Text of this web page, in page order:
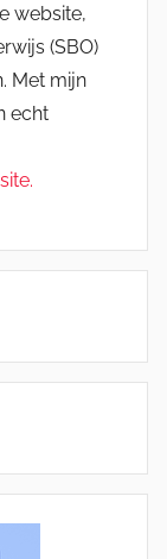
website,
(SBO)
Met mijn
echt